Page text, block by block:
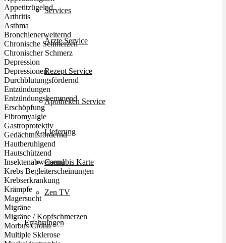
Services
Ärzte Service
Rezept Service
Apotheken Service
Lieferung
Cannabis Karte
Zen TV
Erfahrungen
Appetitzügelnd
Arthritis
Asthma
Bronchienerweiternd
Chronische Schmerzen
Chronischer Schmerz
Depression
Depressionen
Durchblutungsfördernd
Entzündungen
Entzündungshemmend
Erschöpfung
Fibromyalgie
Gastroprotektiv
Gedächtnisfördernd
Hautberuhigend
Hautschützend
Insektenabweisend
Krebs Begleiterscheinungen
Krebserkrankung
Krämpfe
Magersucht
Migräne
Migräne / Kopfschmerzen
Morbus Crohn
Multiple Sklerose